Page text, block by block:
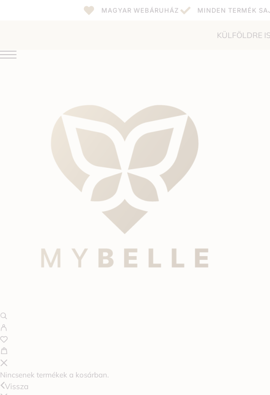
MAGYAR WEBÁRUHÁZ MINDEN TERMÉK
KÜLFÖLDRE
Nincsenek termékek a kosárban.
Vissza